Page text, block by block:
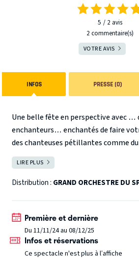
5 2 avis
2 commentaire(s)
VOTRE AVIS
INFOS PRESSE (0)
Une belle fête en perspective avec
enchanteurs… enchantés de faire
des chanteuses pétillantes comme
musiciens virtuoses, des costumes
se tordre et des effets spéciaux à vous
tout orchestré dans un immense éclat
LIRE PLUS
Distribution : GRAND ORCHESTRE DU
Première et dernière
Du 11/11/24 au 08/12/25
Infos et réservations
Ce spectacle n'est plus à l’affiche